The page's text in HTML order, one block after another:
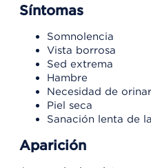
Síntomas
Somnolencia
Vista borrosa
Sed extrema
Hambre
Necesidad de
Piel seca
Sanación lenta de
Aparición